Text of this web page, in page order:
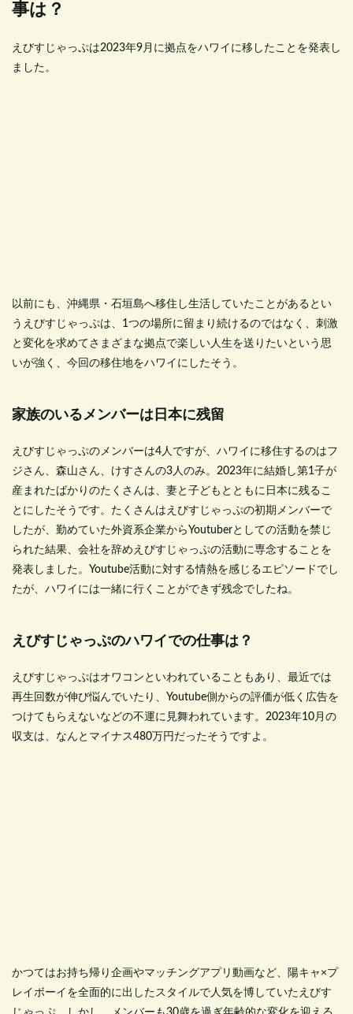
事は？
えびすじゃっぷは2023年9月に拠点をハワイに移したことを発表し
ました。
以前にも、沖縄県・石垣島へ移住し生活していたことがあるとい
うえびすじゃっぷは、 1つの場所に留まり続けるのではなく、刺激
と変化を求めてさまざまな拠点で楽しい人生を送りたいという思
いが強く、今回の移住地をハワイにしたそう。
家族のいるメンバーは日本に残留
えびすじゃっぷのメンバーは4人ですが、ハワイに移住するのはフ
ジさん、森山さん、けすさんの3人のみ。 2023年に結婚し第1子が
産まれたばかりのたくさんは、妻と子どもとともに日本に残るこ
とにしたそうです。たくさんはえびすじゃっぷの初期メンバーで
したが、勤めていた外資系企業から Youtuberとしての活動を禁じ
られた結果、会社を辞めえびすじゃっぷの活動に専念することを
発表しました。 Youtube活動に対する情熱を感じるエピソードでし
たが、ハワイには一緒に行くことができず残念でしたね。
えびすじゃっぷのハワイでの仕事は？
えびすじゃっぷはオワコンといわれていることもあり、最近では
再生回数が伸び悩んでいたり、 Youtube側からの評価が低く広告を
つけてもらえないなどの不運に見舞われています。 2023年10月の
収支は、なんとマイナス480万円だったそうですよ。
かつてはお持ち帰り企画やマッチングアプリ動画など、陽キャ×プ
レイボーイを全面的に出したスタイルで人気を博していたえびす